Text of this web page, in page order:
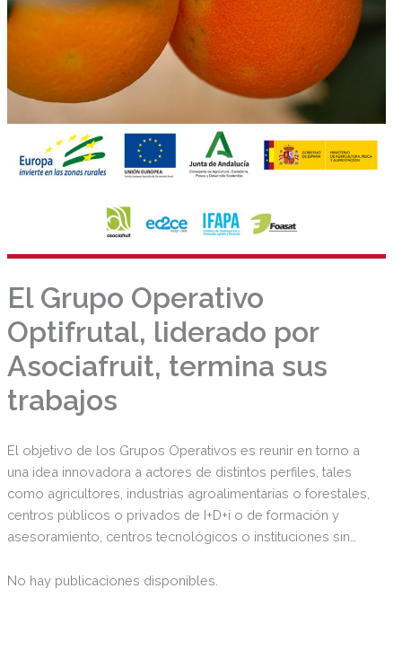
El Grupo Operativo
Optifrutal, liderado por
Asociafruit, termina sus
trabajos
El objetivo de los Grupos Operativos es reunir en torno a
una idea innovadora a actores de distintos perfiles, tales
como agricultores, industrias agroalimentarias o forestales,
centros públicos o privados de I+D+i o de formación y
asesoramiento, centros tecnológicos o instituciones sin
objeto de resolver un problema o aprovechar una
No hay publicaciones disponibles.